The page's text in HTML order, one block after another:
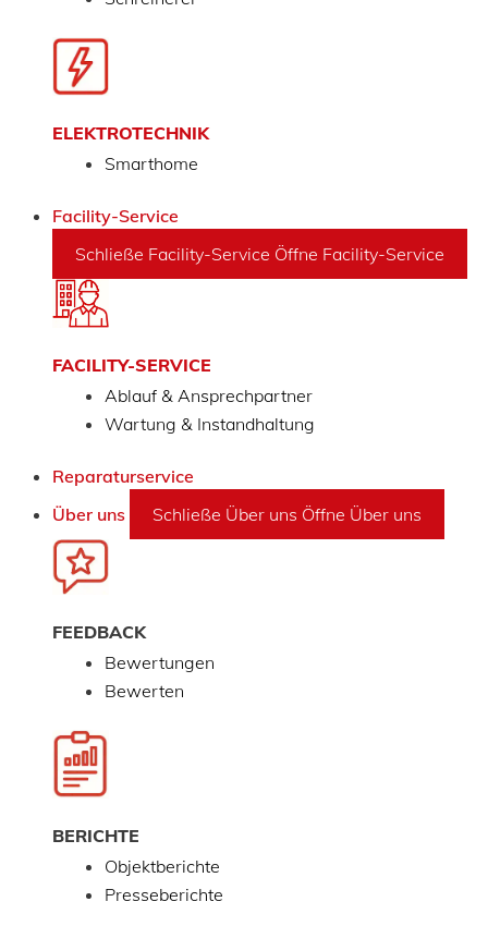
ELEKTROTECHNIK
Smarthome
Facility-Service
Schließe Facility-Service Öffne Facility-Service
FACILITY-SERVICE
Ablauf & Ansprechpartner
Wartung & Instandhaltung
Reparaturservice
Über uns
Schließe Über uns Öffne Über uns
FEEDBACK
Bewertungen
Bewerten
BERICHTE
Objektberichte
Presseberichte